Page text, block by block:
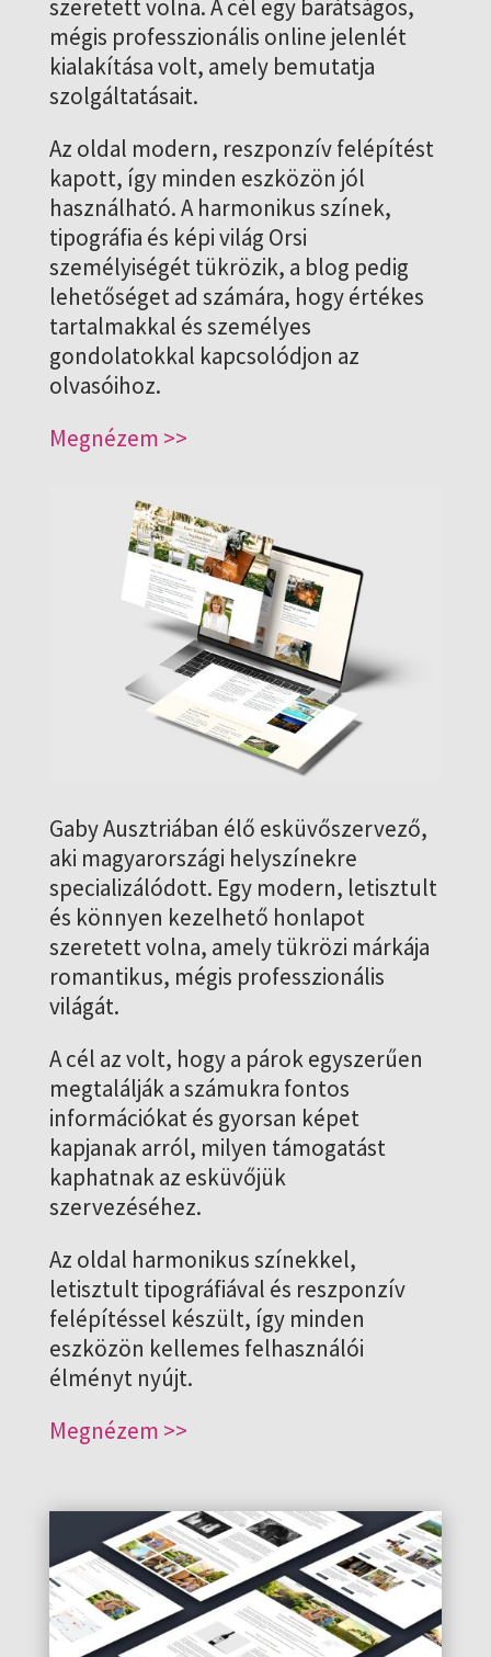
szeretett volna. A cél egy barátságos,
mégis professzionális online jelenlét
kialakítása volt, amely bemutatja
szolgáltatásait.
Az oldal modern, reszponzív felépítést
kapott, így minden eszközön jól
használható. A harmonikus színek,
tipográfia és képi világ Orsi
személyiségét tükrözik, a blog pedig
lehetőséget ad számára, hogy értékes
tartalmakkal és személyes
gondolatokkal kapcsolódjon az
olvasóihoz.
Megnézem >>
Gaby Ausztriában élő esküvőszervező,
aki magyarországi helyszínekre
specializálódott. Egy modern, letisztult
és könnyen kezelhető honlapot
szeretett volna, amely tükrözi márkája
romantikus, mégis professzionális
világát.
A cél az volt, hogy a párok egyszerűen
megtalálják a számukra fontos
információkat és gyorsan képet
kapjanak arról, milyen támogatást
kaphatnak az esküvőjük
szervezéséhez.
Az oldal harmonikus színekkel,
letisztult tipográfiával és reszponzív
felépítéssel készült, így minden
eszközön kellemes felhasználói
élményt nyújt.
Megnézem >>